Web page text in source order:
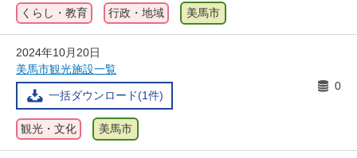
くらし・教育 行政・地域 美馬市
2024年10月20日
美馬市観光施設一覧
一括ダウンロード(1件)
0
観光・文化 美馬市